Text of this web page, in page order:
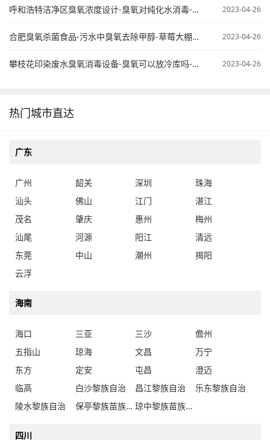
呼和浩特洁净区臭氧浓度设计-臭氧对纯化水消毒-臭氧纯水杀菌 2023-04-26
合肥臭氧杀菌食品-污水中臭氧去除甲醇-草莓大棚臭氧使用 2023-04-26
攀枝花印染废水臭氧消毒设备-臭氧可以放冷库吗-桶装水臭氧处理 2023-04-26
热门城市直达
广东
广州 韶关 深圳
珠海
汕头
佛山 江门
湛江
茂名
肇庆 惠州
梅州
汕尾
河源 阳江
清远
东莞
中山 潮州
揭阳
云浮
海南
海口 三亚 三沙
儋州
五指山
琼海 文昌
万宁
东方
定安 屯昌
澄迈
临高
白沙黎族自治 昌江黎族自治
乐东黎族自治
陵水黎族自治
保亭黎族苗族自治 琼中黎族苗族自治
四川